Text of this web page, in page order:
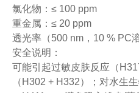
氯化物：≤ 100 ppm
重金属：≤ 20 ppm
透光率（500 nm，10 % PC
安全说明：
可能引起过敏皮肤反应（
（H302 + H332）；对水生